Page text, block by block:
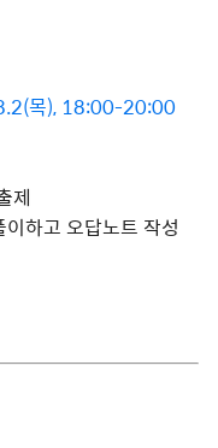
목), 18:00-20:00
제
하고 오답노트 작성